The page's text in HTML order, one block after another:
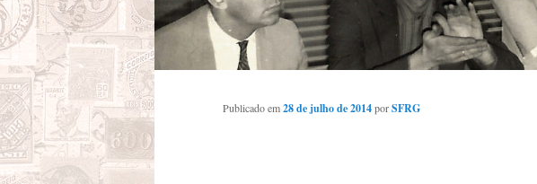
Publicado em28 de julho de 2014porSFRG